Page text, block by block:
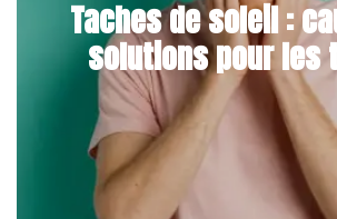
Taches de soleil :
solutions pour les